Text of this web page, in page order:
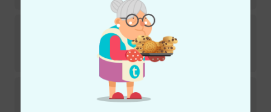
Yamaha Music Entertainment
Song Collection 3
în stoc
lei
Yamaha Music Entertainment
Hits Piano Pink